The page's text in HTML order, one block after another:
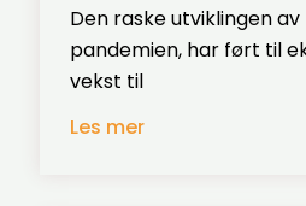
Den raske utviklingen
pandemien, har ført til
vekst til
Les mer